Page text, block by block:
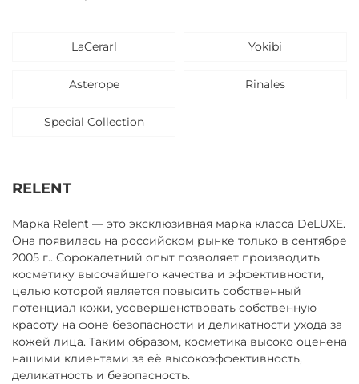
LaCerarl Yokibi
Asterope Rinales
Special Collection
RELENT
Марка Relent — это эксклюзивная марка класса DeLUXE.
Она появилась на российском рынке только в сентябре
2005 г.. Сорокалетний опыт позволяет производить
косметику высочайшего качества и эффективности,
целью которой является повысить собственный
потенциал кожи, усовершенствовать собственную
красоту на фоне безопасности и деликатности ухода за
кожей лица. Таким образом, косметика высоко оценена
нашими клиентами за её высокоэффективность,
деликатность и безопасность.